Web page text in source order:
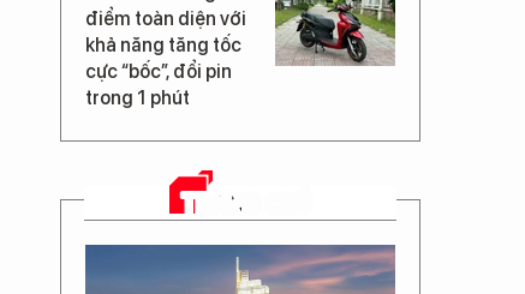
điểm toàn diện với
khả năng tăng tốc
cực “bốc”, đổi pin
trong 1 phút
TRANG CHỦ